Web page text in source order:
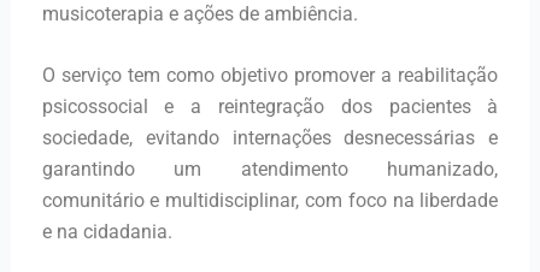
musicoterapia e ações de ambiência.
O serviço tem como objetivo promover a reabilitação
psicossocial e a reintegração dos pacientes à
sociedade, evitando internações desnecessárias e
garantindo um atendimento humanizado,
comunitário e multidisciplinar, com foco na liberdade
e na cidadania.